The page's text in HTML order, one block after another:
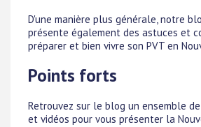
D'une manière plus générale, notre
présente également des astuces et
préparer et bien vivre son PVT en
Points forts
Retrouvez sur le blog un ensemble
et vidéos pour vous présenter la